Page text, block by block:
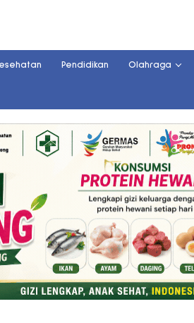
Pendidikan Olahraga